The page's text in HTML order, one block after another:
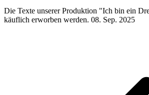
Die Texte unserer Produktion "Ich bin ein
käuflich erworben werden. 08. Sep. 2025